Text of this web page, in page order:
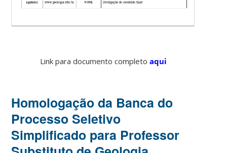
Link para documento completo aqui
Homologação da Banca do
Processo Seletivo
Simplificado para Professor